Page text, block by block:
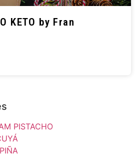
KETO by Fran
PISTACHO